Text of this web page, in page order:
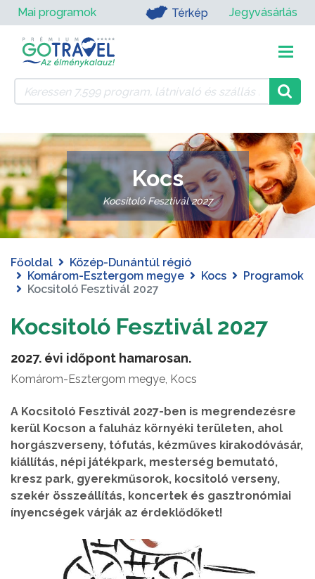
Mai programok Térkép Jegyvásárlás
Kocs
Kocsitoló Fesztivál 2027
Főoldal
Közép-Dunántúl régió
Komárom-Esztergom megye
Kocs
Programok
Kocsitoló Fesztivál 2027
Kocsitoló Fesztivál 2027
2027. évi időpont hamarosan.
Komárom-Esztergom megye, Kocs
A Kocsitoló Fesztivál 2027-ben is megrendezésre
kerül Kocson a faluház környéki területen, ahol
horgászverseny, tófutás, kézműves kirakodóvásár,
kiállítás, népi játékpark, mesterség bemutató,
kresz park, gyerekműsorok, kocsitoló verseny,
szekér összeállítás, koncertek és gasztronómiai
ínyencségek várják az érdeklődőket!